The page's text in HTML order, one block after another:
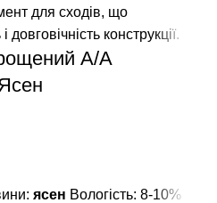
A/А
ясен Вологість: 8-10%